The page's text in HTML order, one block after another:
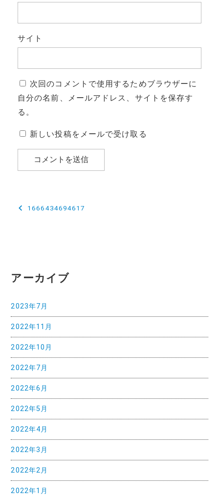
サイト
次回のコメントで使用するためブラウザーに
自分の名前、メールアドレス、サイトを保存す
る。
新しい投稿をメールで受け取る
投
ゲ
シ
ョ
ン
1666434694617
アーカイブ
2023年7月
2022年11月
2022年10月
2022年7月
2022年6月
2022年5月
2022年4月
2022年3月
2022年2月
2022年1月